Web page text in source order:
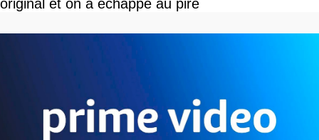
original et on a échappé au pire